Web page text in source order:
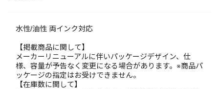
水性/油性 両インク対応
【掲載商品に関して】
メーカーリニューアルに伴いパッケージデザイン、仕
様、容量が予告なく変更になる場合があります。※商品パ
ッケージの指定はお受けできません。
【在庫数に関して】